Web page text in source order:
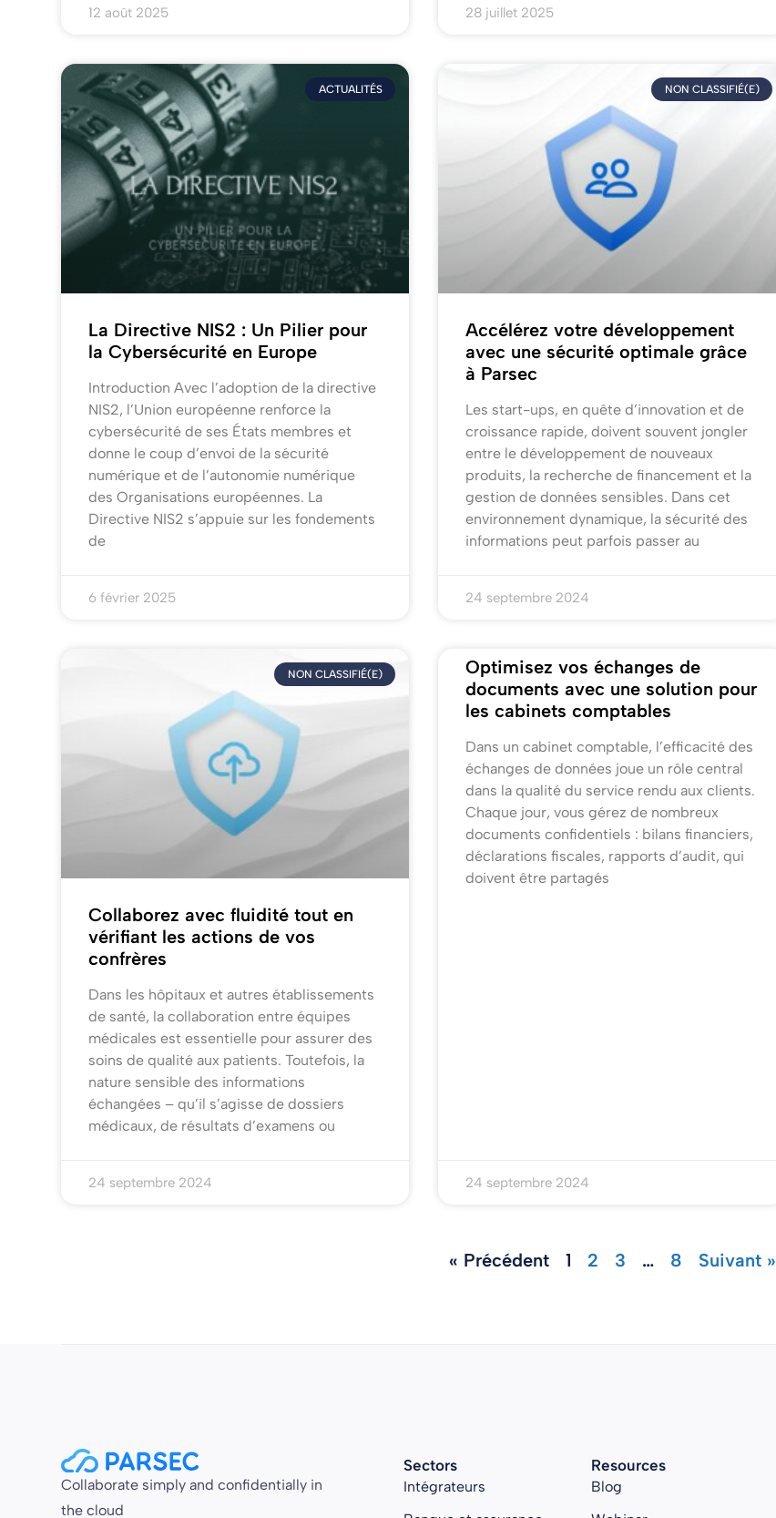
12 août 2025 28 juillet 2025
ACTUALITÉS
La Directive NIS2 : Un Pilier pour
la Cybersécurité en Europe
Introduction Avec l’adoption de la directive
NIS2, l’Union européenne renforce la
cybersécurité de ses États membres et
donne le coup d’envoi de la sécurité
numérique et de l’autonomie numérique
des Organisations européennes. La
Directive NIS2 s’appuie sur les fondements
de
6 février 2025
NON CLASSIFIÉ(E)
Accélérez votre développement
avec une sécurité optimale grâce
à Parsec
Les start-ups, en quête d’innovation et de
croissance rapide, doivent souvent jongler
entre le développement de nouveaux
produits, la recherche de financement et la
gestion de données sensibles. Dans cet
environnement dynamique, la sécurité des
informations peut parfois passer au
24 septembre 2024
NON CLASSIFIÉ(E)
Collaborez avec fluidité tout en
vérifiant les actions de vos
confrères
Dans les hôpitaux et autres établissements
de santé, la collaboration entre équipes
médicales est essentielle pour assurer des
soins de qualité aux patients. Toutefois, la
nature sensible des informations
échangées – qu’il s’agisse de dossiers
médicaux, de résultats d’examens ou
24 septembre 2024
Optimisez vos échanges de
documents avec une solution pour
les cabinets comptables
Dans un cabinet comptable, l’efficacité des
échanges de données joue un rôle central
dans la qualité du service rendu aux clients.
Chaque jour, vous gérez de nombreux
documents confidentiels : bilans financiers,
déclarations fiscales, rapports d’audit, qui
doivent être partagés
24 septembre 2024
« Précédent 1 2 3 … 8 Suivant »
Collaborate simply and confidentially in
the cloud
Sectors
Intégrateurs
Resources
Blog